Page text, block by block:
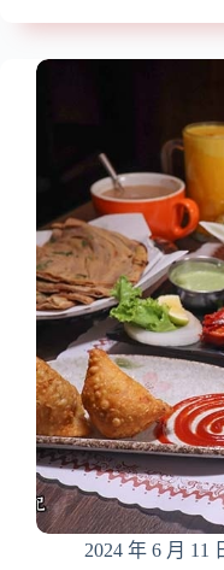
味
饕
最
愛
的
辦
桌
菜/
聚
餐
首
選
餐
廳/
附
菜
單
區
雞
湯』
近
中
山
站/
台
灣
雞
湯
界
的
LV/
嚴
選
頂
級
2024 年 6 月 11